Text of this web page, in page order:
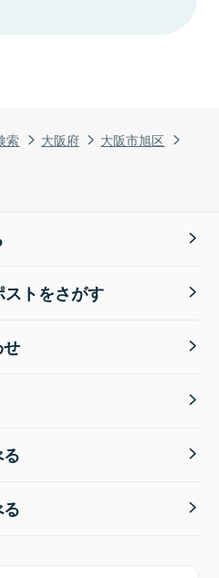
索 大阪府
大阪市旭区
トをさがす